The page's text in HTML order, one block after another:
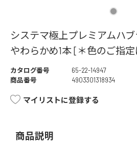
システマ極上プレミアムハ
やわらかめ1本 [＊色のご指
カタログ番号
65-22-14947
商品番号
4903301318934
マイリストに登録する
商品説明